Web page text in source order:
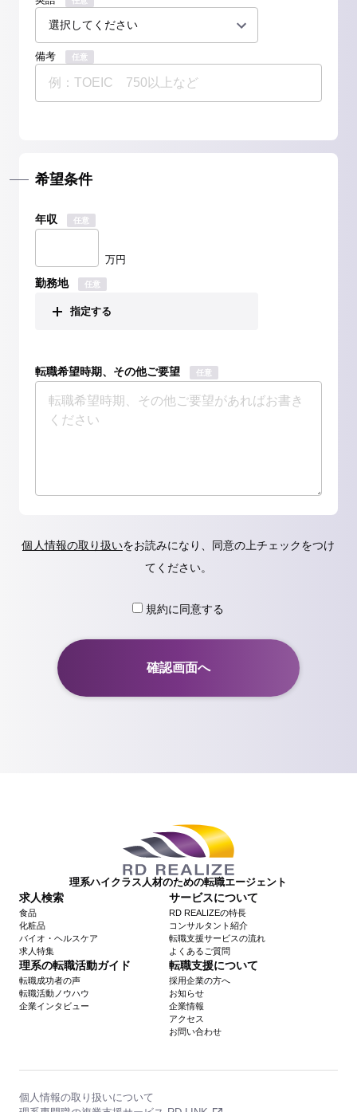
備考 任意
希望条件
年収 任意
万円
勤務地 任意
指定する
転職希望時期、その他ご要望 任意
個人情報の取り扱いをお読みになり、同意の上チェックをつけ
てください。
規約に同意する
理系ハイクラス人材のための転職エージェント
求人検索
食品
化粧品
バイオ・ヘルスケア
求人特集
サービスについて
RD REALIZEの特長
コンサルタント紹介
転職支援サービスの流れ
よくあるご質問
理系の転職活動ガイド
転職成功者の声
転職活動ノウハウ
企業インタビュー
転職支援について
採用企業の方へ
お知らせ
企業情報
アクセス
お問い合わせ
個人情報の取り扱いについて